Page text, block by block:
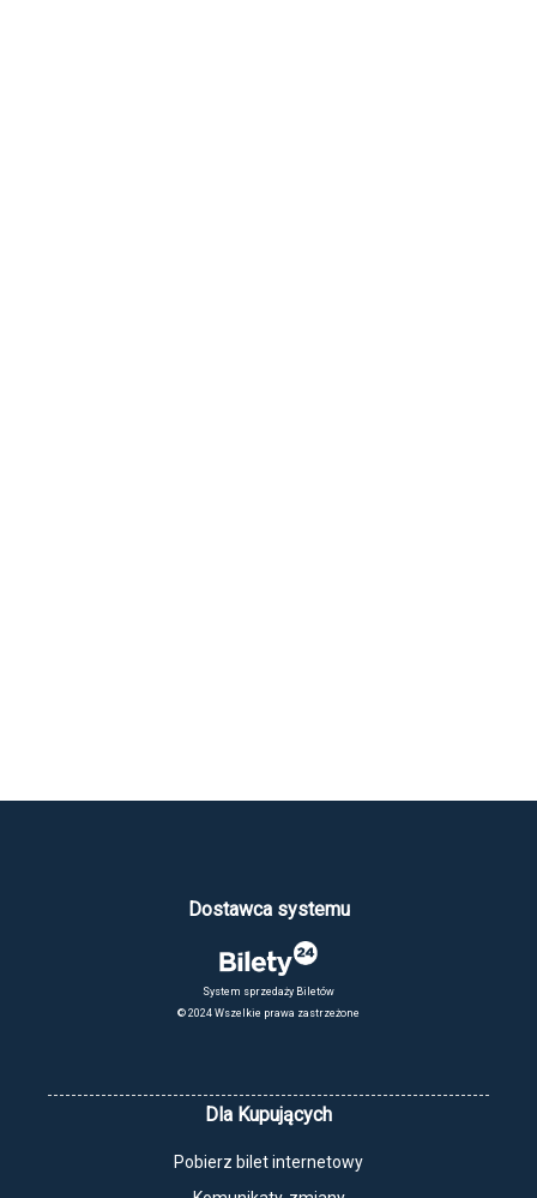
Dostawca systemu
System sprzedaży Biletów
© 2024 Wszelkie prawa zastrzeżone
Dla Kupujących
Pobierz bilet internetowy